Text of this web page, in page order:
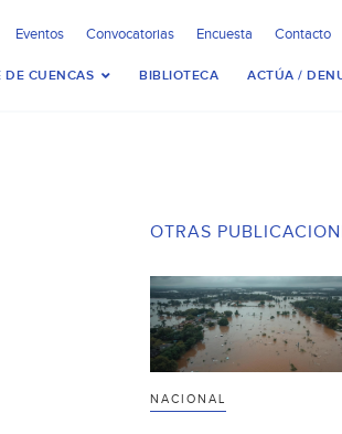
Eventos Convocatorias Encuesta Contacto
DE CUENCAS BIBLIOTECA ACTÚA /
OTRAS
NACIONAL